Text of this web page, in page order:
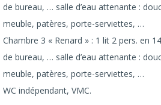
de bureau, … salle d’eau attenante :
meuble, patères, porte-serviettes, …
Chambre 3 « Renard » : 1 lit 2 pers. en
de bureau, … salle d’eau attenante :
meuble, patères, porte-serviettes, …
WC indépendant, VMC.